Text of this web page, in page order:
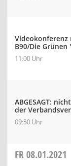
B90/Die
11:00 Uhr
ABGESAGT:
der
09:30 Uhr
FR08.01.2021